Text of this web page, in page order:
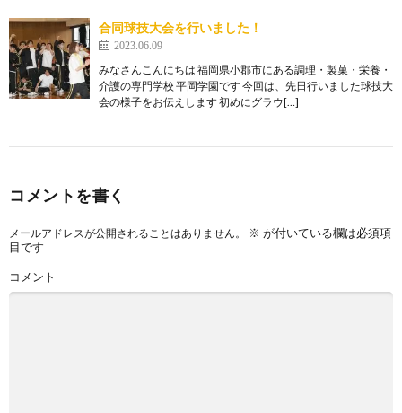
合同球技大会を行いました！
2023.06.09
みなさんこんにちは 福岡県小郡市にある調理・製菓・栄養・
介護の専門学校 平岡学園です 今回は、先日行いました球技大
会の様子をお伝えします 初めにグラウ[…]
コメントを書く
メールアドレスが公開されることはありません。 ※ が付いている欄は必須項
目です
コメント